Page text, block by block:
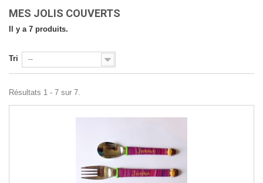
MES JOLIS COUVERTS
Il y a 7 produits.
Tri --
Résultats 1 - 7 sur 7.